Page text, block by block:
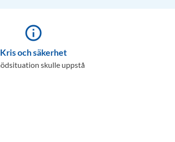
info_outline
Kris och säkerhet
skulle uppstå